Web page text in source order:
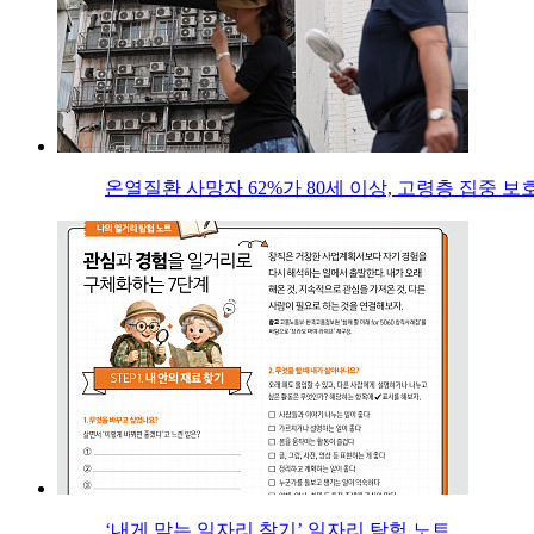
온열질환 사망자 62%가 80세 이상, 고령층 집중 보